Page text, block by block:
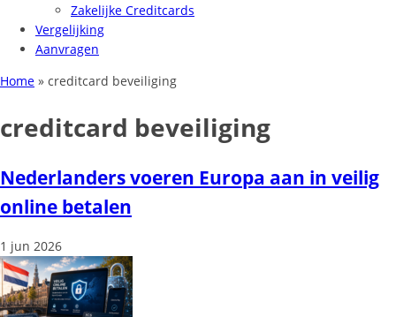
Zakelijke Creditcards
Vergelijking
Aanvragen
Home » creditcard beveiliging
creditcard beveiliging
Nederlanders voeren Europa aan in veilig
online betalen
1 jun 2026